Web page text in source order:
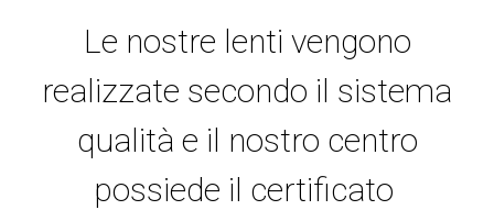
Le nostre lenti vengono
realizzate secondo il sistema
qualità e il nostro centro
possiede il certificato